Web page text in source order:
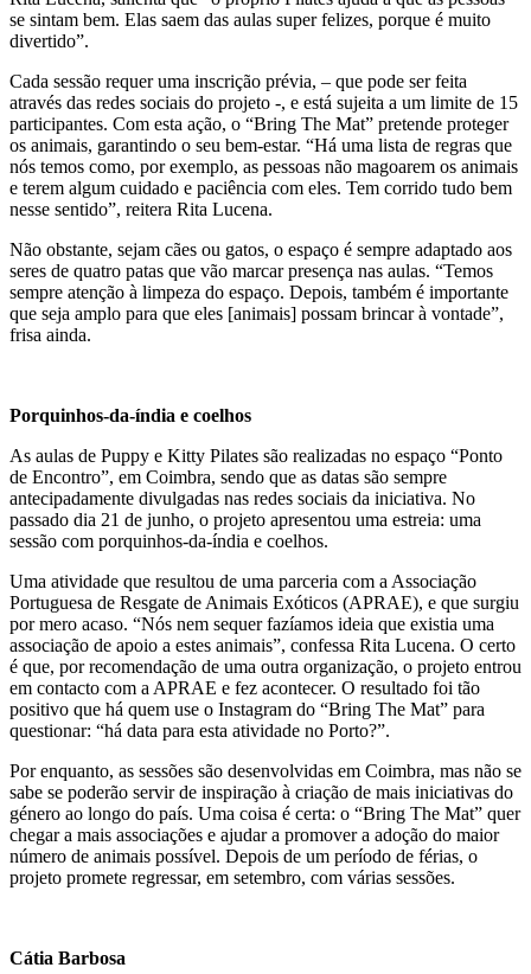
se sintam bem. Elas saem das aulas super felizes, porque é muito
divertido”.
Cada sessão requer uma inscrição prévia, – que pode ser feita
através das redes sociais do projeto -, e está sujeita a um limite de 15
participantes. Com esta ação, o “Bring The Mat” pretende proteger
os animais, garantindo o seu bem-estar. “Há uma lista de regras que
nós temos como, por exemplo, as pessoas não magoarem os animais
e terem algum cuidado e paciência com eles. Tem corrido tudo bem
nesse sentido”, reitera Rita Lucena.
Não obstante, sejam cães ou gatos, o espaço é sempre adaptado aos
seres de quatro patas que vão marcar presença nas aulas. “Temos
sempre atenção à limpeza do espaço. Depois, também é importante
que seja amplo para que eles [animais] possam brincar à vontade”,
frisa ainda.
Porquinhos-da-índia e coelhos
As aulas de Puppy e Kitty Pilates são realizadas no espaço “Ponto
de Encontro”, em Coimbra, sendo que as datas são sempre
antecipadamente divulgadas nas redes sociais da iniciativa. No
passado dia 21 de junho, o projeto apresentou uma estreia: uma
sessão com porquinhos-da-índia e coelhos.
Uma atividade que resultou de uma parceria com a Associação
Portuguesa de Resgate de Animais Exóticos (APRAE), e que surgiu
por mero acaso. “Nós nem sequer fazíamos ideia que existia uma
associação de apoio a estes animais”, confessa Rita Lucena. O certo
é que, por recomendação de uma outra organização, o projeto entrou
em contacto com a APRAE e fez acontecer. O resultado foi tão
positivo que há quem use o Instagram do “Bring The Mat” para
questionar: “há data para esta atividade no Porto?”.
Por enquanto, as sessões são desenvolvidas em Coimbra, mas não se
sabe se poderão servir de inspiração à criação de mais iniciativas do
género ao longo do país. Uma coisa é certa: o “Bring The Mat” quer
chegar a mais associações e ajudar a promover a adoção do maior
número de animais possível. Depois de um período de férias, o
projeto promete regressar, em setembro, com várias sessões.
Cátia Barbosa